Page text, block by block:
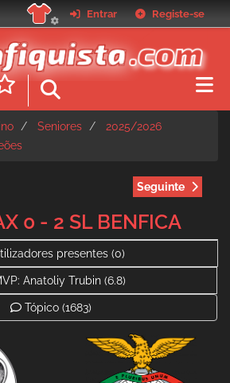
Entrar Registe-se
Seniores
2025/2026
Seguinte
0 - 2 SL BENFICA
presentes (0)
Anatoliy Trubin (6.8)
Tópico (1683)